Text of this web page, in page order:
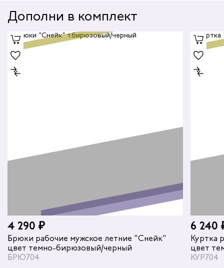
Дополни в комплект
4 290 ₽
Брюки рабочие мужское летние "Снейк"
цвет темно-бирюзовый/черный
БРЮ704
6 240
Куртка
цвет
КУР704